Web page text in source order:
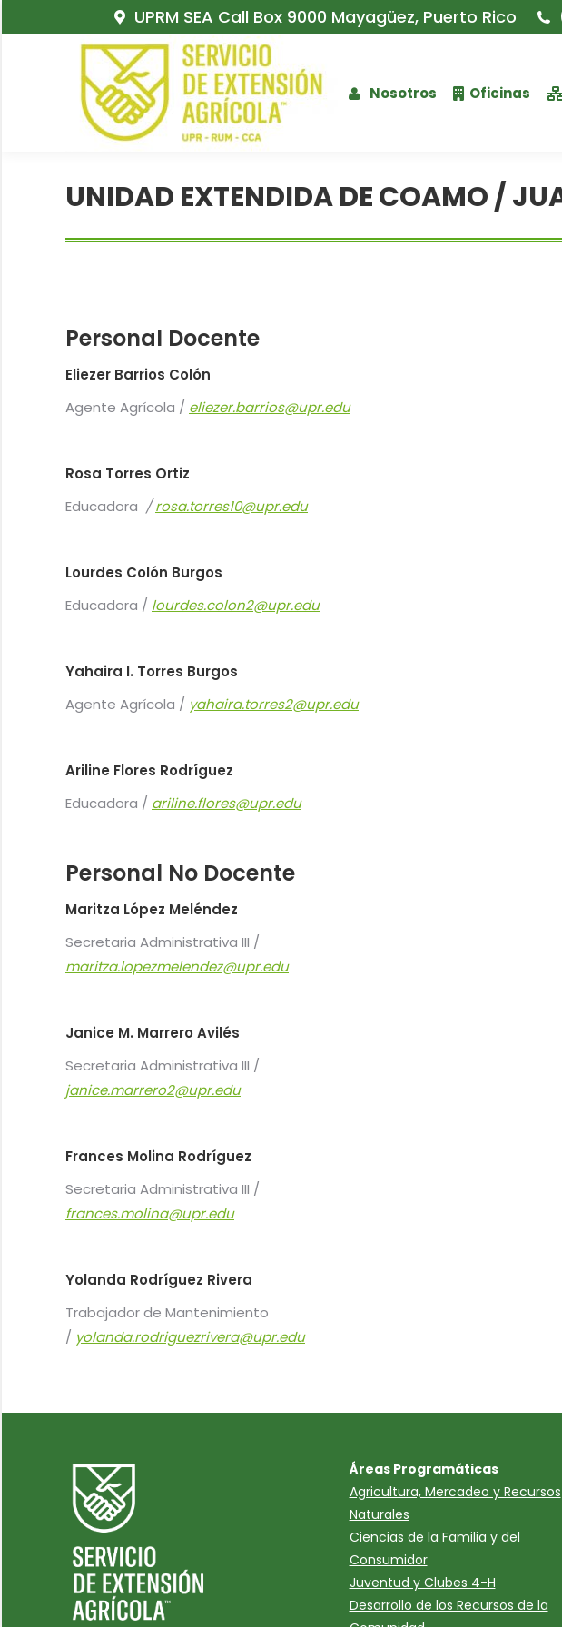
UPRM SEA Call Box 9000 Mayagüez, Puerto Rico
Nosotros Oficinas
UNIDAD EXTENDIDA DE COAMO /
Personal Docente
Eliezer Barrios Colón
Agente Agrícola / eliezer.barrios@upr.edu
Rosa Torres Ortiz
Educadora /rosa.torres10@upr.edu
Lourdes Colón Burgos
Educadora / lourdes.colon2@upr.edu
Yahaira I. Torres Burgos
Agente Agrícola / yahaira.torres2@upr.edu
Ariline Flores Rodríguez
Educadora / ariline.flores@upr.edu
Personal No Docente
Maritza López Meléndez
Secretaria Administrativa III /
maritza.lopezmelendez@upr.edu
Janice M. Marrero Avilés
Secretaria Administrativa III /
janice.marrero2@upr.edu
Frances Molina Rodríguez
Secretaria Administrativa III /
frances.molina@upr.edu
Yolanda Rodríguez Rivera
Trabajador de Mantenimiento
/ yolanda.rodriguezrivera@upr.edu
Áreas Programáticas
Agricultura, Mercadeo y Recursos
Naturales
Ciencias de la Familia y del
Consumidor
Juventud y Clubes 4-H
Desarrollo de los Recursos de la